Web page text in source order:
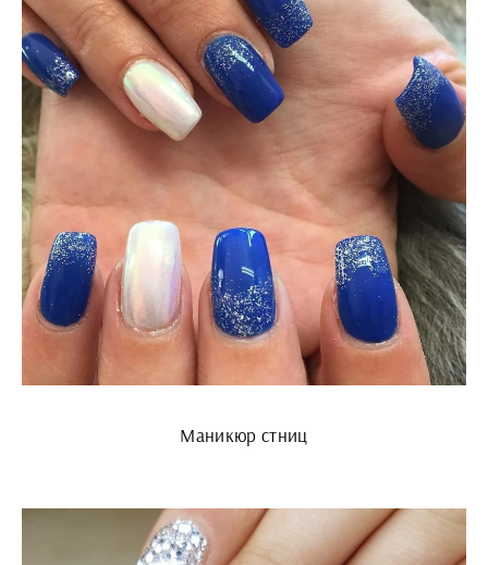
Маникюр стниц